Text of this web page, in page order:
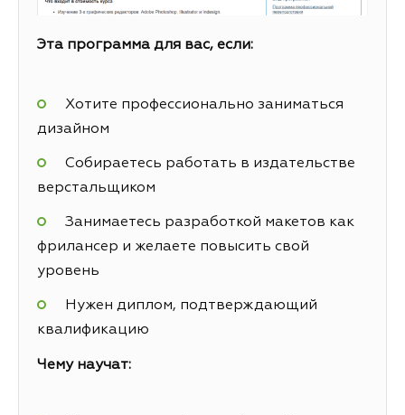
Эта программа для вас, если:
Хотите профессионально заниматься
дизайном
Собираетесь работать в издательстве
верстальщиком
Занимаетесь разработкой макетов как
фрилансер и желаете повысить свой
уровень
Нужен диплом, подтверждающий
квалификацию
Чему научат: